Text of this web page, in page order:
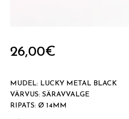
26,00€
MUDEL: LUCKY METAL BLACK
VÄRVUS: SÄRAVVALGE
RIPATS: Ø 14MM